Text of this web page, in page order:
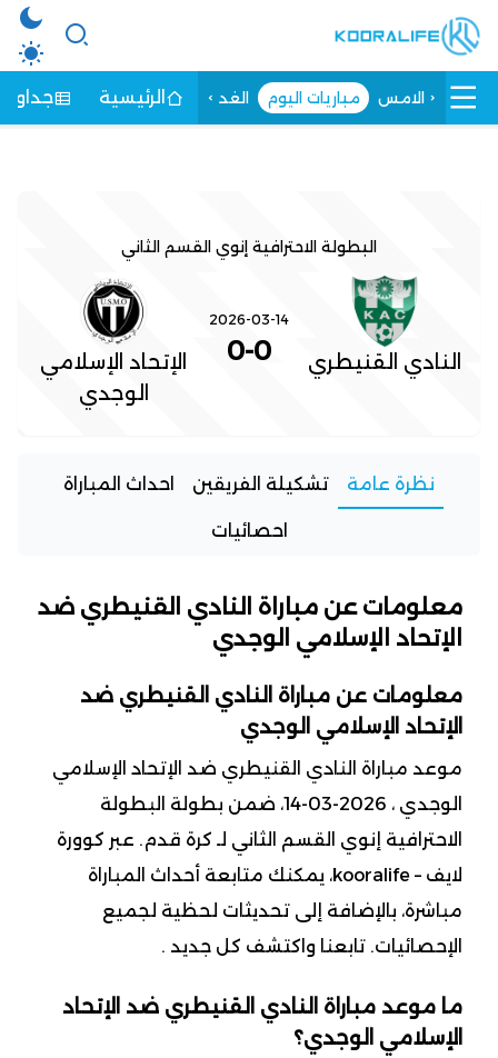
الامس مباريات اليوم الغد الرئيسية جداول
البطولة الاحترافية إنوي القسم الثاني
النادي القنيطري
2026-03-14
0
-
0
الإتحاد الإسلامي
الوجدي
نظرة عامة تشكيلة الفريقين احداث المباراة
احصائيات
معلومات عن مباراة النادي القنيطري ضد
الإتحاد الإسلامي الوجدي
معلومات عن مباراة النادي القنيطري ضد
الإتحاد الإسلامي الوجدي
موعد مباراة النادي القنيطري ضد الإتحاد الإسلامي
الوجدي ، 2026-03-14، ضمن بطولة البطولة
الاحترافية إنوي القسم الثاني لـ كرة قدم. عبر كوورة
لايف – kooralife، يمكنك متابعة أحداث المباراة
مباشرة، بالإضافة إلى تحديثات لحظية لجميع
الإحصائيات. تابعنا واكتشف كل جديد .
ما موعد مباراة النادي القنيطري ضد الإتحاد
الإسلامي الوجدي؟